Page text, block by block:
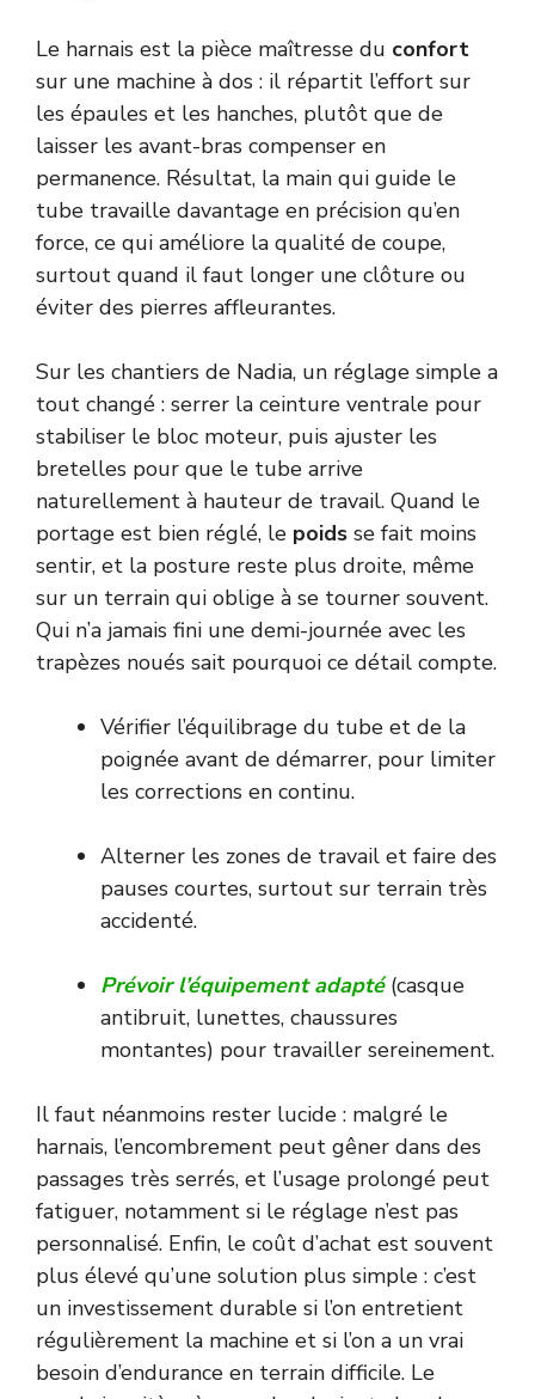
Le harnais est la pièce maîtresse du confort
sur une machine à dos : il répartit l’effort sur
les épaules et les hanches, plutôt que de
laisser les avant-bras compenser en
permanence. Résultat, la main qui guide le
tube travaille davantage en précision qu’en
force, ce qui améliore la qualité de coupe,
surtout quand il faut longer une clôture ou
éviter des pierres affleurantes.
Sur les chantiers de Nadia, un réglage simple a
tout changé : serrer la ceinture ventrale pour
stabiliser le bloc moteur, puis ajuster les
bretelles pour que le tube arrive
naturellement à hauteur de travail. Quand le
portage est bien réglé, le poids se fait moins
sentir, et la posture reste plus droite, même
sur un terrain qui oblige à se tourner souvent.
Qui n’a jamais fini une demi-journée avec les
trapèzes noués sait pourquoi ce détail compte.
Vérifier l’équilibrage du tube et de la
poignée avant de démarrer, pour limiter
les corrections en continu.
Alterner les zones de travail et faire des
pauses courtes, surtout sur terrain très
accidenté.
Prévoir l’équipement adapté(casque
antibruit, lunettes, chaussures
montantes) pour travailler sereinement.
Il faut néanmoins rester lucide : malgré le
harnais, l’encombrement peut gêner dans des
passages très serrés, et l’usage prolongé peut
fatiguer, notamment si le réglage n’est pas
personnalisé. Enfin, le coût d’achat est souvent
plus élevé qu’une solution plus simple : c’est
un investissement durable si l’on entretient
régulièrement la machine et si l’on a un vrai
besoin d’endurance en terrain difficile. Le